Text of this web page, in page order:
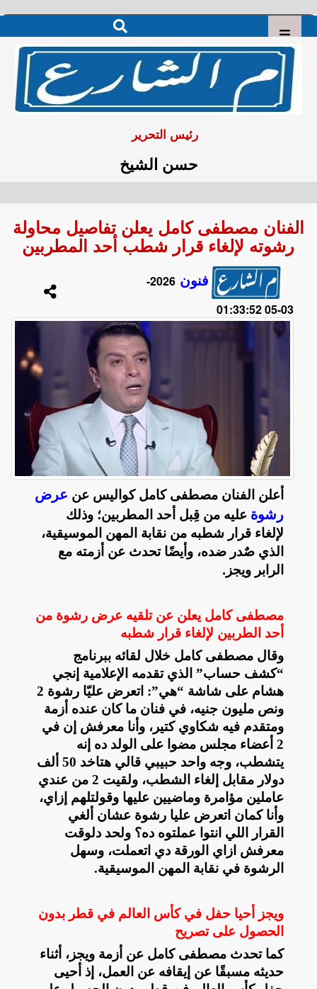
رئيس التحرير
حسن الشيخ
الفنان مصطفى كامل يعلن تفاصيل محاولة
رشوته لإلغاء قرار شطب أحد المطربين
فنون
2026-
03-05 01:33:52
أعلن الفنان مصطفى كامل كواليس عن عرض
رشوة عليه من قِبل أحد المطربين؛ وذلك
لإلغاء قرار شطبه من نقابة المهن الموسيقية،
الذي صٌدر ضده، وأيضًا تحدث عن أزمته مع
الرابر ويجز.
مصطفى كامل يعلن عن تلقيه عرض رشوة من
أحد الطربين لإلغاء قرار شطبه
وقال مصطفى كامل خلال لقائه ببرنامج
“كشف حساب” الذي تقدمه الإعلامية إنجي
هشام على شاشة “هي”: اتعرض عليّا رشوة 2
ونص مليون جنيه، في فنان ما كان عنده أزمة
ومتقدم فيه شكاوي كتير، وأنا معرفش إن في
2 أعضاء مجلس مضوا على الولد ده إنه
يتشطب، وجه واحد حبيبي قالي هتاخد 50 ألف
دولار مقابل إلغاء الشطب، ولقيت 2 من عندي
عاملين مؤامرة وماضيين عليها وقولتلهم إزاي،
وأنا كمان اتعرض عليا رشوة عشان ألغي
القرار اللي انتوا عملتوه ده؟ ولحد دلوقت
معرفش ازاي الورقة دي اتعملت، وسهل
الرشوة في نقابة المهن الموسيقية.
ويجز أحيا حفل في كأس العالم في قطر بدون
الحصول على تصريح
كما تحدث مصطفى كامل عن أزمة ويجز، أثناء
حديثه مسبقًا عن إيقافه عن العمل، إذ أحيى